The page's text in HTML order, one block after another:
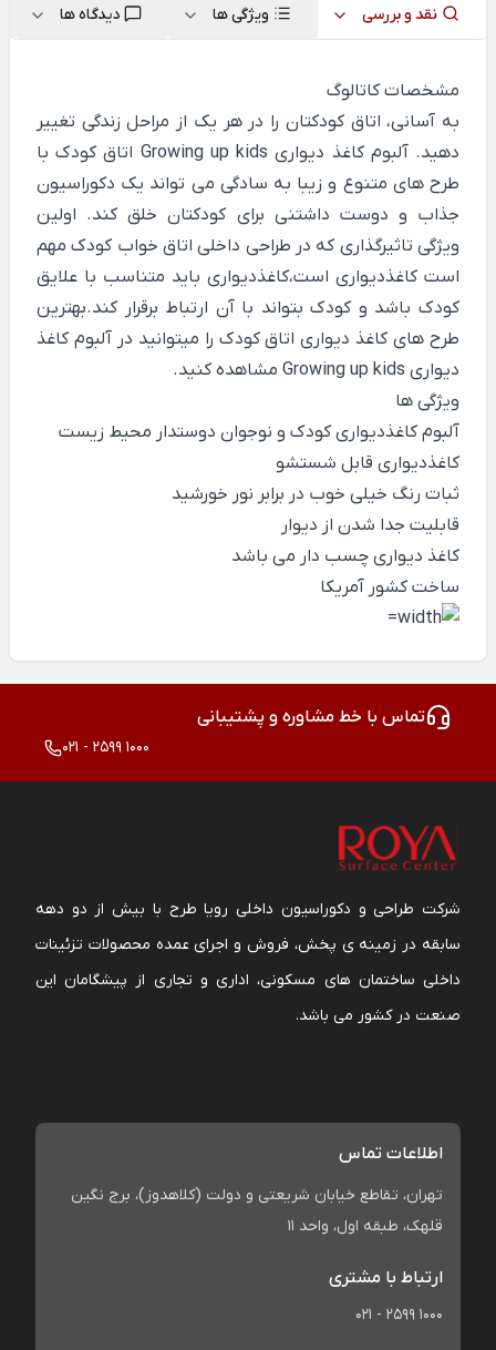
نقد و بررسی ویژگی ها دیدگاه ها
مشخصات کاتالوگ
به آسانی، اتاق کودکتان را در هر یک از مراحل زندگی تغییر
دهید. آلبوم کاغذ دیواری Growing up kids اتاق کودک با
طرح های متنوع و زیبا به سادگی می تواند یک دکوراسیون
جذاب و دوست داشتنی برای کودکتان خلق کند. اولین
ویژگی تاثیرگذاری که در طراحی داخلی اتاق خواب کودک مهم
است کاغذدیواری است،کاغذدیواری باید متناسب با علایق
کودک باشد و کودک بتواند با آن ارتباط برقرار کند.بهترین
طرح های کاغذ دیواری اتاق کودک را میتوانید در آلبوم کاغذ
دیواری Growing up kids مشاهده کنید.
ویژگی ها
آلبوم کاغذدیواری کودک و نوجوان دوستدار محیط زیست
کاغذدیواری قابل شستشو
ثبات رنگ خیلی خوب در برابر نور خورشید
قابلیت جدا شدن از دیوار
کاغذ دیواری چسب دار می باشد
ساخت کشور آمریکا
تماس با خط مشاوره و پشتیبانی
021 - 2599 1000
شرکت طراحی و دکوراسیون داخلی رویا طرح با بیش از دو دهه
سابقه در زمینه ی پخش، فروش و اجرای عمده محصولات تزئینات
داخلی ساختمان های مسکونی، اداری و تجاری از پیشگامان این
صنعت در کشور می باشد.
اطلاعات تماس
تهران، تقاطع خیابان شریعتی و دولت (کلاهدوز)، برج نگین
قلهک، طبقه اول، واحد 11
ارتباط با مشتری
021 - 2599 1000